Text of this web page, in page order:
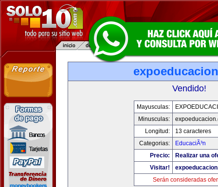
Vendido!
Mayusculas:
Minusculas:
Longitud:
13 caracteres
Categorias:
EducaciÃ³n
Precio:
Realizar una
Visitar!
Serán consideradas